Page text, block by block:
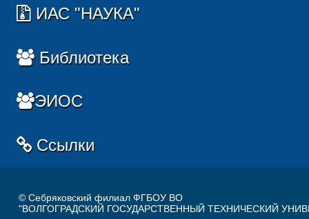
ИАС "НАУКА"
Библиотека
ЭИОС
Ссылки
© Себряковский филиал ФГБОУ ВО
"ВОЛГОГРАДСКИЙ ГОСУДАРСТВЕННЫЙ ТЕХНИЧЕСКИЙ